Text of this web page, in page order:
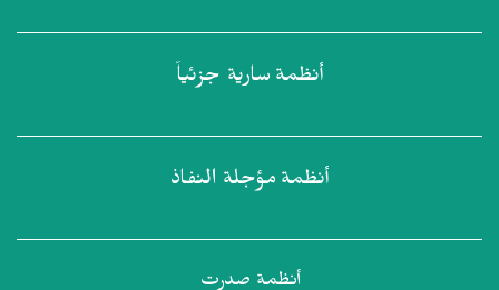
أنظمة سارية جزئياً
أنظمة مؤجلة النفاذ
أنظمة صدرت